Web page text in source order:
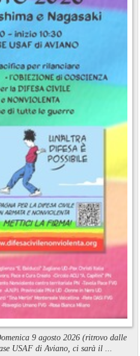
9 agosto 2026 (ritrovo dalle
USAF di Aviano, ci sarà il ...